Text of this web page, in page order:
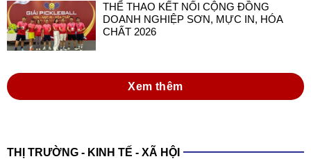
THỂ THAO KẾT NỐI CỘNG ĐỒNG
DOANH NGHIỆP SƠN, MỰC IN, HÓA
CHẤT 2026
Xem thêm
THỊ TRƯỜNG - KINH TẾ - XÃ HỘI